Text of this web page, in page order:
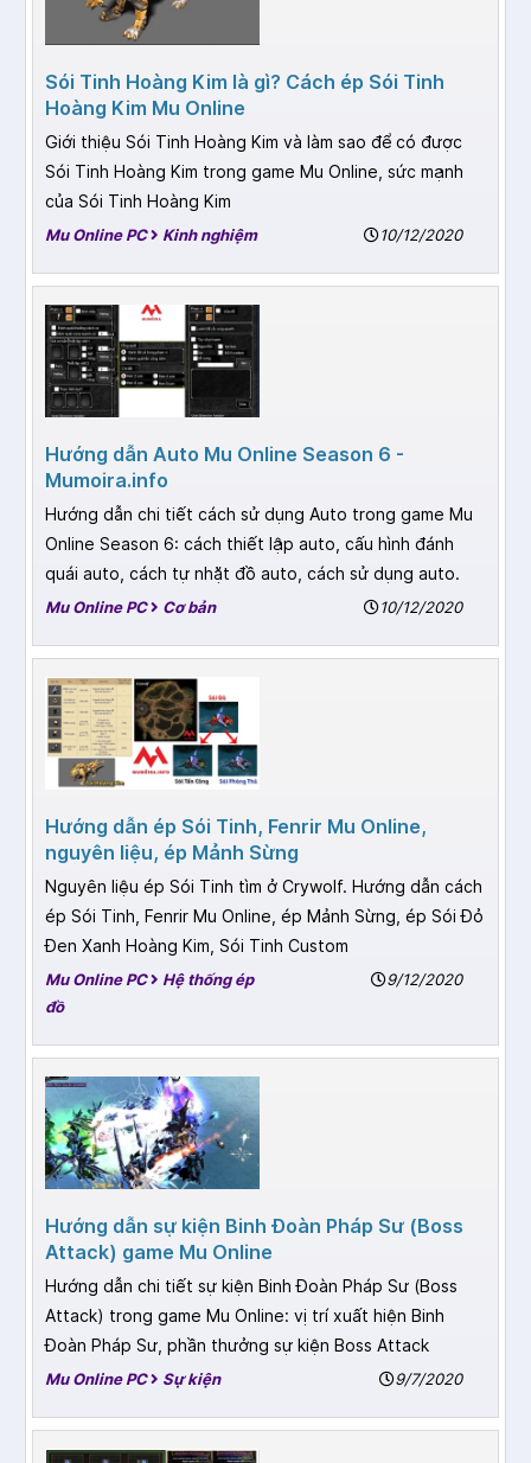
Sói Tinh Hoàng Kim là gì? Cách ép Sói Tinh
Hoàng Kim Mu Online
Giới thiệu Sói Tinh Hoàng Kim và làm sao để có được
Sói Tinh Hoàng Kim trong game Mu Online, sức mạnh
của Sói Tinh Hoàng Kim
Mu Online PC Kinh nghiệm 10/12/2020
Hướng dẫn Auto Mu Online Season 6 -
Mumoira.info
Hướng dẫn chi tiết cách sử dụng Auto trong game Mu
Online Season 6: cách thiết lập auto, cấu hình đánh
quái auto, cách tự nhặt đồ auto, cách sử dụng auto.
Mu Online PC Cơ bản 10/12/2020
Hướng dẫn ép Sói Tinh, Fenrir Mu Online,
nguyên liệu, ép Mảnh Sừng
Nguyên liệu ép Sói Tinh tìm ở Crywolf. Hướng dẫn cách
ép Sói Tinh, Fenrir Mu Online, ép Mảnh Sừng, ép Sói Đỏ
Đen Xanh Hoàng Kim, Sói Tinh Custom
Mu Online PC
Hệ thống ép
đồ
9/12/2020
Hướng dẫn sự kiện Binh Đoàn Pháp Sư (Boss
Attack) game Mu Online
Hướng dẫn chi tiết sự kiện Binh Đoàn Pháp Sư (Boss
Attack) trong game Mu Online: vị trí xuất hiện Binh
Đoàn Pháp Sư, phần thưởng sự kiện Boss Attack
Mu Online PC Sự kiện 9/7/2020